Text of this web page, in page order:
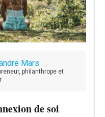
Mars
philanthrope et
de soi